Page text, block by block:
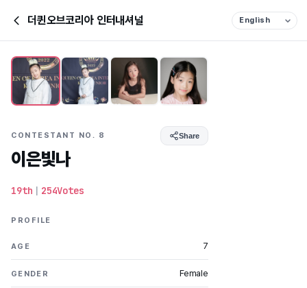
더퀸오브코리아 인터내셔널
CONTESTANT NO. 8 Share
이은빛나
19th | 254Votes
PROFILE
AGE 7
GENDER Female